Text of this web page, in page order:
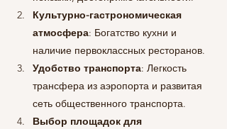
Культурно-гастрономическая
атмосфера: Богатство кухни и
наличие первоклассных ресторанов.
Удобство транспорта: Легкость
трансфера из аэропорта и развитая
сеть общественного транспорта.
Выбор площадок для